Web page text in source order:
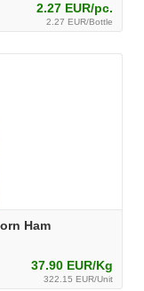
2.27 EUR/pc.
2.27 EUR/Bottle
Ham
37.90 EUR/Kg
322.15 EUR/Unit